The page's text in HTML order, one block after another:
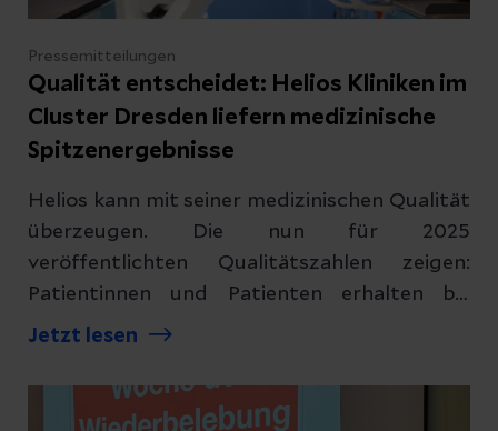
Pressemitteilungen
Qualität entscheidet: Helios Kliniken im
Cluster Dresden liefern medizinische
Spitzenergebnisse
Helios kann mit seiner medizinischen Qualität
überzeugen. Die nun für 2025
veröffentlichten Qualitätszahlen zeigen:
Patientinnen und Patienten erhalten bei
Helios eine Versorgung auf höchstem Niveau.
Jetzt lesen